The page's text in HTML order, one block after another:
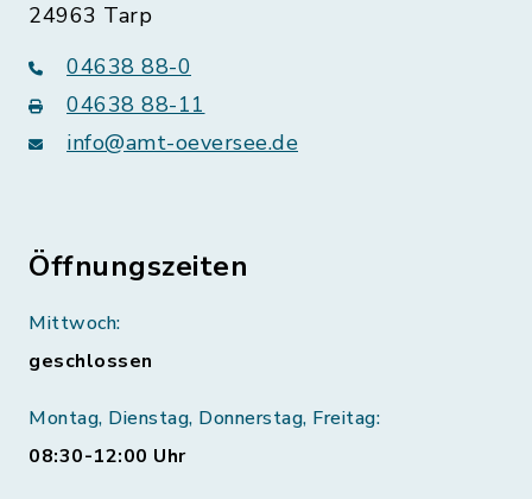
24963 Tarp
04638 88-0
04638 88-11
info@amt-oeversee.de
Öffnungszeiten
Mittwoch:
geschlossen
Montag, Dienstag, Donnerstag, Freitag:
08:30-12:00 Uhr